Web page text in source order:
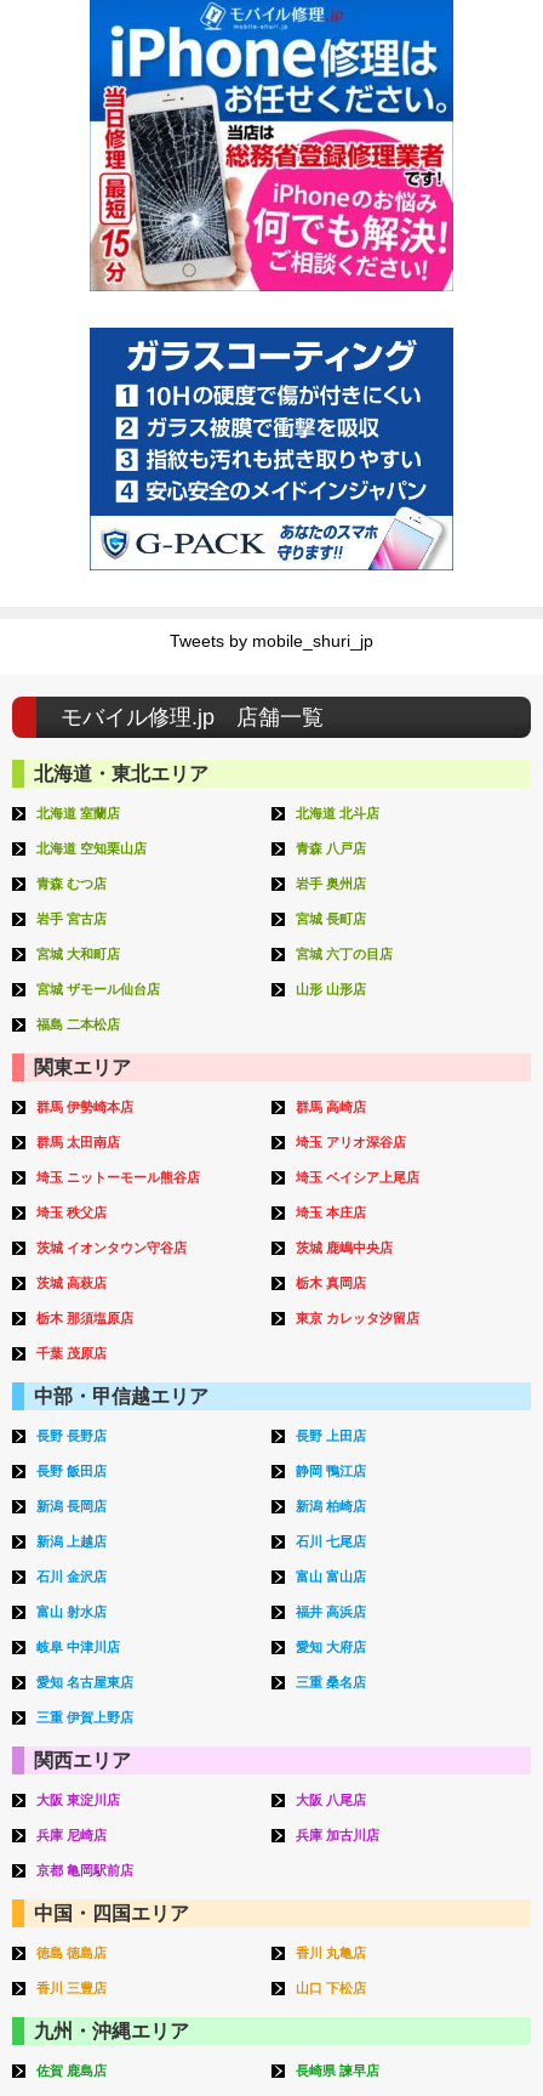
Tweets by mobile_shuri_jp
モバイル修理.jp 店舗一覧
北海道・東北エリア
北海道 室蘭店 北海道 北斗店
北海道 空知栗山店 青森 八戸店
青森 むつ店 岩手 奥州店
岩手 宮古店 宮城 長町店
宮城 大和町店 宮城 六丁の目店
宮城 ザモール仙台店 山形 山形店
福島 二本松店
関東エリア
群馬 伊勢崎本店 群馬 高崎店
群馬 太田南店 埼玉 アリオ深谷店
埼玉 ニットーモール熊谷店 埼玉 ベイシア上尾店
埼玉 秩父店 埼玉 本庄店
茨城 イオンタウン守谷店 茨城 鹿嶋中央店
茨城 高萩店 栃木 真岡店
栃木 那須塩原店 東京 カレッタ汐留店
千葉 茂原店
中部・甲信越エリア
長野 長野店 長野 上田店
長野 飯田店 静岡 鴨江店
新潟 長岡店 新潟 柏崎店
新潟 上越店 石川 七尾店
石川 金沢店 富山 富山店
富山 射水店 福井 高浜店
岐阜 中津川店 愛知 大府店
愛知 名古屋東店 三重 桑名店
三重 伊賀上野店
関西エリア
大阪 東淀川店 大阪 八尾店
兵庫 尼崎店 兵庫 加古川店
京都 亀岡駅前店
中国・四国エリア
徳島 徳島店 香川 丸亀店
香川 三豊店 山口 下松店
九州・沖縄エリア
佐賀 鹿島店 長崎県 諫早店